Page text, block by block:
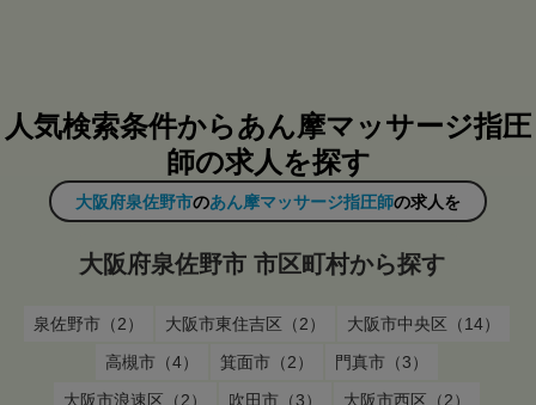
人気検索条件からあん摩マッサージ指圧
師の求人を探す
大阪府泉佐野市のあん摩マッサージ指圧師の求人を
大阪府泉佐野市 市区町村から探す
泉佐野市（2） 大阪市東住吉区（2）
大阪市中央区（14）
高槻市（4）
箕面市（2）
門真市（3）
大阪市浪速区（2）
吹田市（3）
大阪市西区（2）